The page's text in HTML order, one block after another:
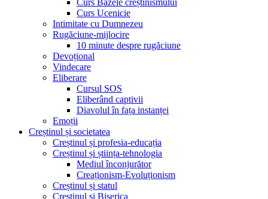
Curs Bazele creștinismului
Curs Ucenicie
Intimitate cu Dumnezeu
Rugăciune-mijlocire
10 minute despre rugăciune
Devoțional
Vindecare
Eliberare
Cursul SOS
Eliberând captivii
Diavolul în fața instanței
Emoții
Creștinul și societatea
Creștinul și profesia-educația
Creștinul și știința-tehnologia
Mediul înconjurător
Creaționism-Evoluționism
Creștinul și statul
Creștinul și Biserica